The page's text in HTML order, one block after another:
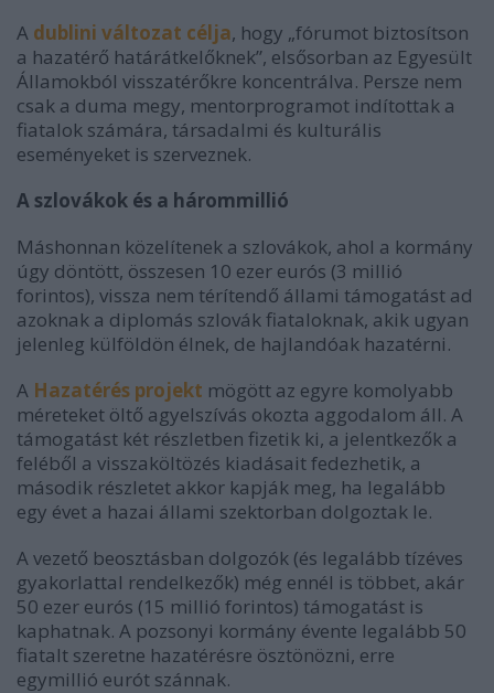
A dublini változat célja, hogy „fórumot biztosítson
a hazatérő határátkelőknek”, elsősorban az Egyesült
Államokból visszatérőkre koncentrálva. Persze nem
csak a duma megy, mentorprogramot indítottak a
fiatalok számára, társadalmi és kulturális
eseményeket is szerveznek.
A szlovákok és a hárommillió
Máshonnan közelítenek a szlovákok, ahol a kormány
úgy döntött, összesen 10 ezer eurós (3 millió
forintos), vissza nem térítendő állami támogatást ad
azoknak a diplomás szlovák fiataloknak, akik ugyan
jelenleg külföldön élnek, de hajlandóak hazatérni.
A Hazatérés projekt mögött az egyre komolyabb
méreteket öltő agyelszívás okozta aggodalom áll. A
támogatást két részletben fizetik ki, a jelentkezők a
feléből a visszaköltözés kiadásait fedezhetik, a
második részletet akkor kapják meg, ha legalább
egy évet a hazai állami szektorban dolgoztak le.
A vezető beosztásban dolgozók (és legalább tízéves
gyakorlattal rendelkezők) még ennél is többet, akár
50 ezer eurós (15 millió forintos) támogatást is
kaphatnak. A pozsonyi kormány évente legalább 50
fiatalt szeretne hazatérésre ösztönözni, erre
egymillió eurót szánnak.